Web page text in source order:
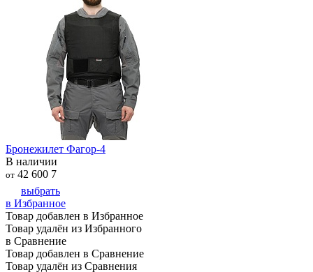
Бронежилет Фагор-4
В наличии
от 42 600 7
выбрать
в Избранное
Товар добавлен в Избранное
Товар удалён из Избранного
в Сравнение
Товар добавлен в Сравнение
Товар удалён из Сравнения